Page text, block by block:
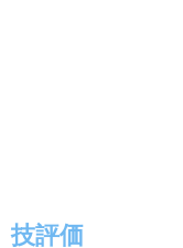
技評価